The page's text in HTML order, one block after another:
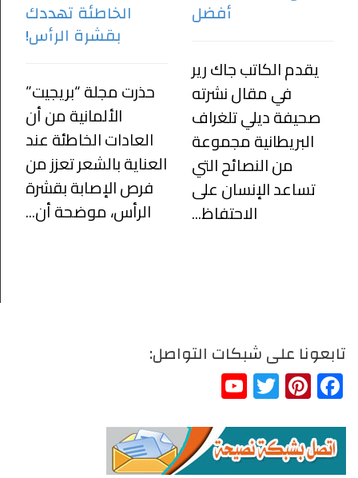
الخاطئة تهددك
بقشرة الرأس!
حذرت مجلة “بريجيت”
الألمانية من أن
العادات الخاطئة عند
العناية بالشعر تعزز من
فرص الإصابة بقشرة
الرأس، موضحة أن...
أفضل
يقدم الكاتب جاك رير
في مقال نشرته
صحيفة ديلي تلغراف
البريطانية مجموعة
من النصائح التي
تساعد الإنسان على
الاحتفاظ...
تابعونا على شبكات التواصل:
Facebook
Pinterest
Twitter